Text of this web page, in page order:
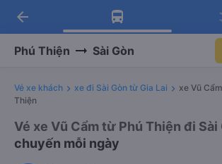
Tải app Vexere ngay!
Nhận ưu đãi thành viên độc
Tải app Vexere
-30k/ghế khi đặt vé máy bay qua
arrow_back
Phú Thiện Sài Gòn
Vé xe khách xe đi Sài Gòn từ Gia Lai
xe Vũ
Thiện
Vé xe Vũ Cẩm từ Phú Thiện đi Sài
chuyến mỗi ngày